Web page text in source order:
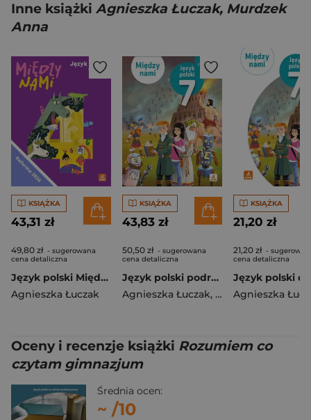
Inne książki Agnieszka Łuczak, Murdzek
Anna
KSIĄŻKA
43,31 zł
49,80 zł - sugerowana
cena detaliczna
Język polski Między nami podręcznik dla klasy 4 szkoły podstawowej EDYCJA 2026
Agnieszka Łuczak
KSIĄŻKA
43,83 zł
50,50 zł - sugerowana
cena detaliczna
Język polski podręcznik dla klasy 7 Między nami EDYCJA 2026
Agnieszka Łuczak, Agnieszka
KSIĄŻKA
21,20 zł
21,20 zł -
cena detaliczna
Agnieszka
Oceny i recenzje książki Rozumiem co
czytam gimnazjum
Średnia ocen:
~ /10